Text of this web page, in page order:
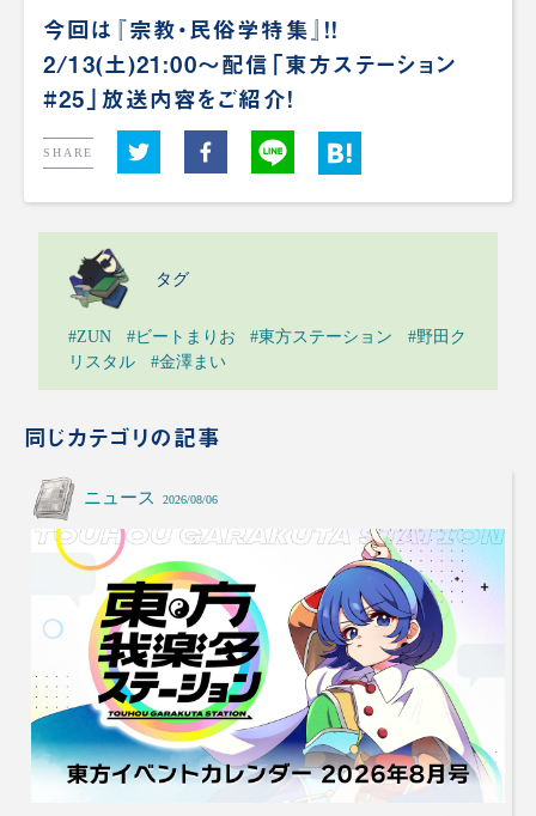
今回は『宗教・民俗学特集』！！
2/13(土)21:00～配信「東方ステーション
#25」放送内容をご紹介！
SHARE
タグ
#ZUN #ビートまりお #東方ステーション
#野田ク
リスタル
#金澤まい
同じカテゴリの記事
ニュース 2026/08/06